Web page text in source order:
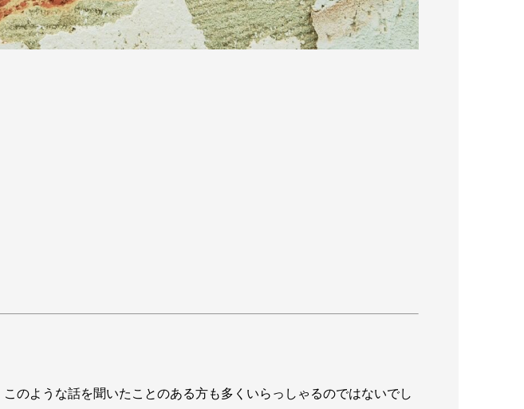
のような話を聞いたことのある方も多くいらっしゃるのではないでし